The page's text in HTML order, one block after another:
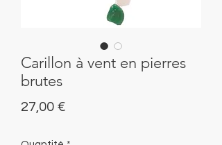
Carillon à vent en pierres
brutes
27,00 €Prix